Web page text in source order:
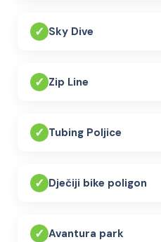
✓ Sky Dive
✓ Zip Line
✓ Tubing Poljice
✓ Dječiji bike poligon
✓ Avantura park